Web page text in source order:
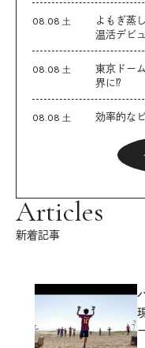
08.08 土
よもぎ蒸
温活デビュ
08.08 土
東京ドー
界に⁉︎
08.08 土 効率的な
Articles
新着記事